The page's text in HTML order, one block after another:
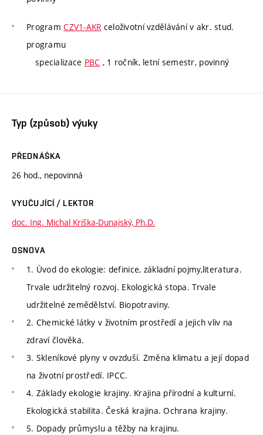
ProgramCZV1-AKR celoživotní vzdělávání v akr. stud.
programu
specializace PBC , 1 ročník, letní semestr, povinný
Typ (způsob) výuky
PŘEDNÁŠKA
26 hod., nepovinná
VYUČUJÍCÍ / LEKTOR
doc. Ing. Michal Kriška-Dunajský, Ph.D.
OSNOVA
1. Úvod do ekologie: definice, základní pojmy,literatura.
Trvale udržitelný rozvoj. Ekologická stopa. Trvale
udržitelné zemědělství. Biopotraviny.
2. Chemické látky v životním prostředí a jejich vliv na
zdraví člověka.
3. Skleníkové plyny v ovzduší. Změna klimatu a její dopad
na životní prostředí. IPCC.
4. Základy ekologie krajiny. Krajina přírodní a kulturní.
Ekologická stabilita. Česká krajina. Ochrana krajiny.
5. Dopady průmyslu a těžby na krajinu.